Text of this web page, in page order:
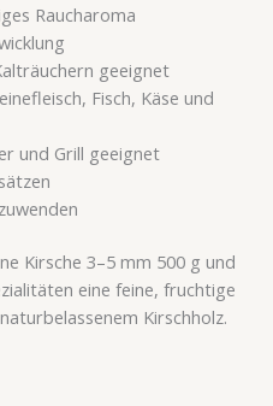
Raucharoma
geeignet
Fisch, Käse und
und Grill geeignet
Kirsche 3–5 mm 500 g und
eine feine, fruchtige
Kirschholz.